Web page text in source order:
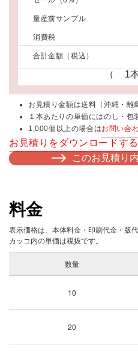
量産前サンプル
消費税
合計金額（税込）
（ 1
お見積り金額は送料（沖縄・離
１本あたりの単価にはのし・
1,000個以上の場合はお問い合
お見積りをダウンロードする
このお見積り
料金
表示価格は、本体料金・印刷代金・版
カッコ内の単価は税抜です。
数量
10
20